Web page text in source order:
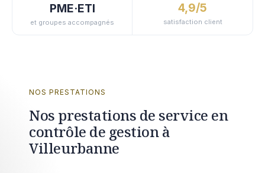
PME·ETI
et groupes accompagnés
4,9/5
satisfaction client
NOS PRESTATIONS
Nos prestations de service en
contrôle de gestion à
Villeurbanne